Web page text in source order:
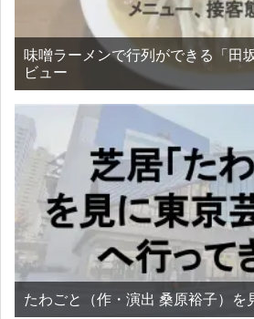
味噌ラーメンで行列ができる「田
ビュー
たわごと（作・演出 桑原裕子）を